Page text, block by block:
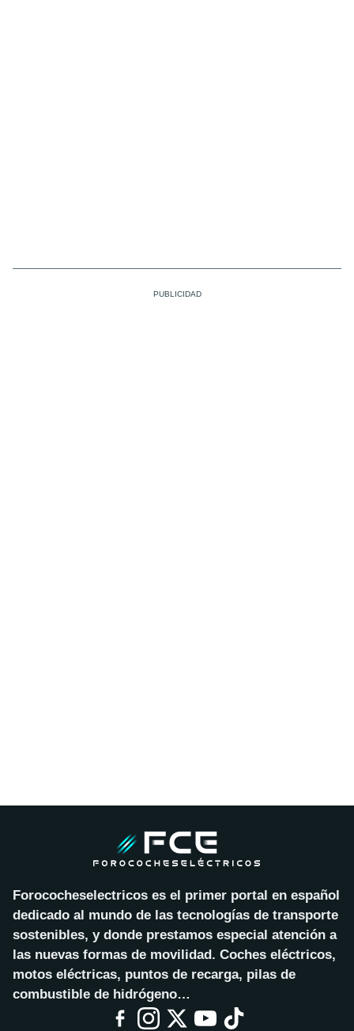
Forococheselectricos es el primer portal en español
dedicado al mundo de las tecnologías de transporte
sostenibles, y donde prestamos especial atención a
las nuevas formas de movilidad. Coches eléctricos,
motos eléctricas, puntos de recarga, pilas de
combustible de hidrógeno…